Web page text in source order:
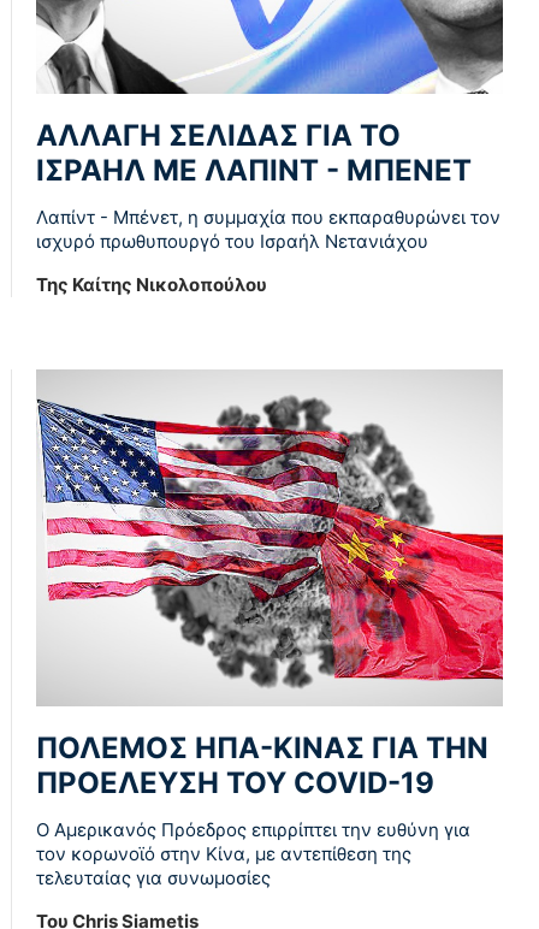
ΑΛΛΑΓΗ ΣΕΛΙΔΑΣ ΓΙΑ ΤΟ
ΙΣΡΑΗΛ ΜΕ ΛΑΠΙΝΤ - ΜΠΕΝΕΤ
Λαπίντ - Μπένετ, η συμμαχία που εκπαραθυρώνει τον
ισχυρό πρωθυπουργό του Ισραήλ Νετανιάχου
Της Καίτης Νικολοπούλου
ΠΟΛΕΜΟΣ ΗΠΑ-ΚΙΝΑΣ ΓΙΑ ΤΗΝ
ΠΡΟΕΛΕΥΣΗ ΤΟΥ COVID-19
Ο Αμερικανός Πρόεδρος επιρρίπτει την ευθύνη για
τον κορωνοϊό στην Κίνα, με αντεπίθεση της
τελευταίας για συνωμοσίες
Του Chris Siametis